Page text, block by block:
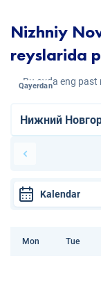
Nizhniy
reyslarida
Bu oyda eng past
Qayerdan
Kalendar
Mon Tue